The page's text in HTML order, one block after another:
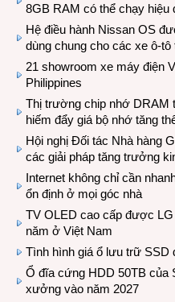
8GB RAM có thể chạy hiệu
Hệ điều hành Nissan OS
dùng chung cho các xe ô-
21 showroom xe máy điện
Philippines
Thị trường chip nhớ DRAM
hiếm đẩy giá bộ nhớ tăng
Hội nghị Đối tác Nhà hàng
các giải pháp tăng trưởng
Internet không chỉ cần
ổn định ở mọi góc nhà
TV OLED cao cấp được LG
năm ở Việt Nam
Tình hình giá ổ lưu trữ SSD
Ổ đĩa cứng HDD 50TB của
xưởng vào năm 2027